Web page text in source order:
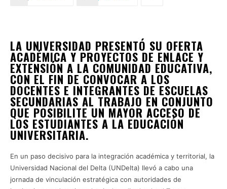
LA UNIVERSIDAD PRESENTÓ SU OFERTA
ACADÉMICA Y PROYECTOS DE ENLACE Y
EXTENSIÓN A LA COMUNIDAD EDUCATIVA,
CON EL FIN DE CONVOCAR A LOS
DOCENTES E INTEGRANTES DE ESCUELAS
SECUNDARIAS AL TRABAJO EN CONJUNTO
QUE POSIBILITE UN MAYOR ACCESO DE
LOS ESTUDIANTES A LA EDUCACIÓN
UNIVERSITARIA.
En un paso decisivo para la integración académica y territorial, la
Universidad Nacional del Delta (UNDelta) llevó a cabo una
jornada de vinculación estratégica con autoridades de